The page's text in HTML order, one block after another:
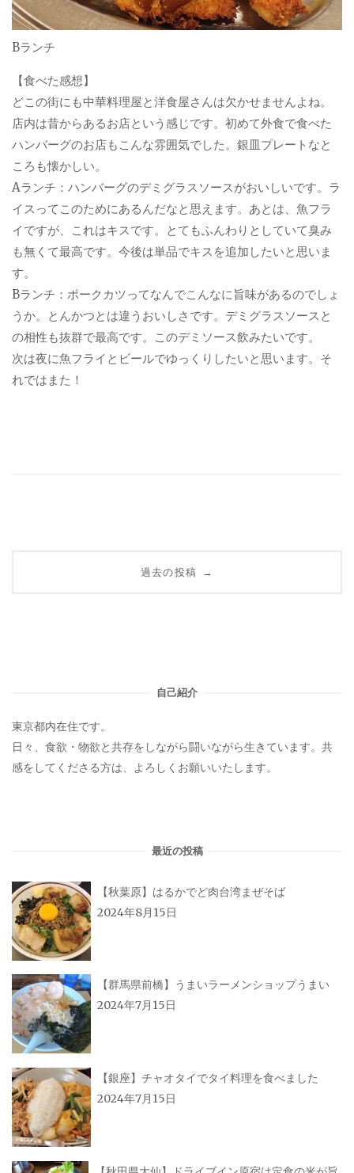
Bランチ
【食べた感想】
どこの街にも中華料理屋と洋食屋さんは欠かせませんよね。
店内は昔からあるお店という感じです。初めて外食で食べた
ハンバーグのお店もこんな雰囲気でした。銀皿プレートなと
ころも懐かしい。
Aランチ：ハンバーグのデミグラスソースがおいしいです。ラ
イスってこのためにあるんだなと思えます。あとは、魚フラ
イですが、これはキスです。とてもふんわりとしていて臭み
も無くて最高です。今後は単品でキスを追加したいと思いま
す。
Bランチ：ポークカツってなんでこんなに旨味があるのでしょ
うか。とんかつとは違うおいしさです。デミグラスソースと
の相性も抜群で最高です。このデミソース飲みたいです。
次は夜に魚フライとビールでゆっくりしたいと思います。そ
れではまた！
ー
シ
過去の投稿 →
自己紹介
東京都内在住です。
日々、食欲・物欲と共存をしながら闘いながら生きています。共
感をしてくださる方は、よろしくお願いいたします。
最近の投稿
【秋葉原】はるかでど肉台湾まぜそば
2024年8月15日
【群馬県前橋】うまいラーメンショップうまい
2024年7月15日
【銀座】チャオタイでタイ料理を食べました
2024年7月15日